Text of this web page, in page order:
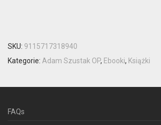
SKU: 9115717318940
Kategorie: Adam Szustak OP, Ebooki, Książki
FAQs